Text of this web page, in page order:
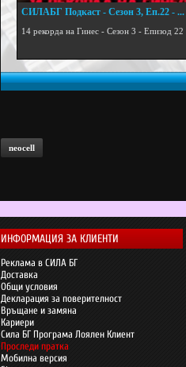
СИЛАБГ Подкаст - Сезон 3, Еп.22 - ...
14 рекорда на Гинес - Сезон 3 - Епизод 22
neocell
ИНФОРМАЦИЯ ЗА КЛИЕНТИ
Реклама в СИЛА БГ
Доставка
Общи условия
Декларация за поверителност
Връщане и замяна
Кариери
Сила БГ Програма Лоялен Клиент
Проследи пратка
Мобилна версия